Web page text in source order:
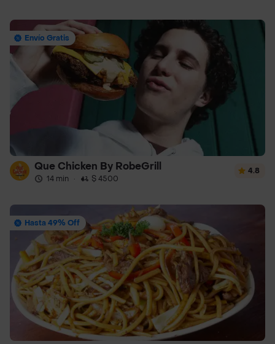
Envío Gratis
Que Chicken By RobeGrill
14 min · $ 4500
4.8
Hasta 49% Off